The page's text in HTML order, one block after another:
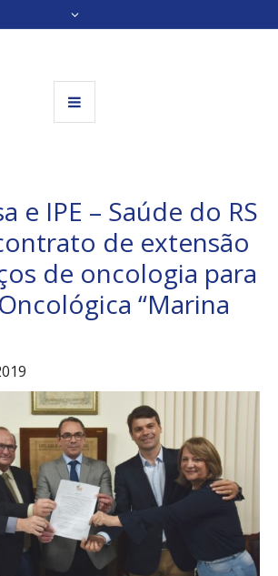
e IPE – Saúde do RS
de extensão
de oncologia para
“Marina